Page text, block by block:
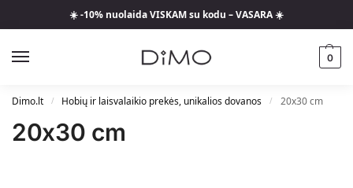
☀️ -10% nuolaida VISKAM su kodu – VASARA ☀️
0
Dimo.lt / Hobių ir laisvalaikio prekės, unikalios dovanos / 20x30 cm
20x30 cm